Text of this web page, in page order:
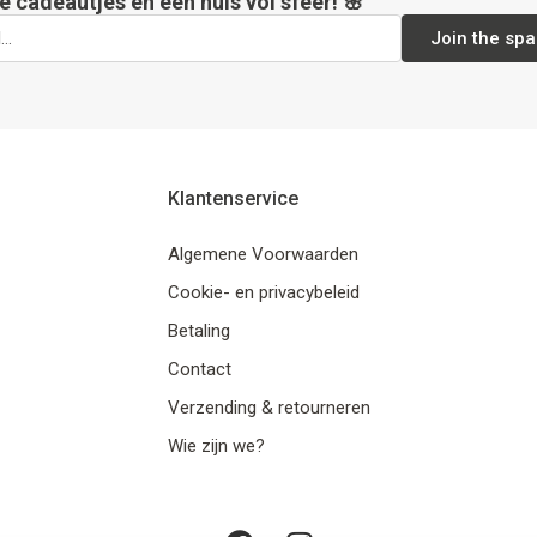
Join the
Klantenservice
Algemene Voorwaarden
Cookie- en privacybeleid
Betaling
Contact
Verzending & retourneren
Wie zijn we?